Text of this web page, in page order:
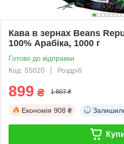
Кава в зернах Beans
100% Арабіка, 1000 г
Готово до відправки
Код: 55020
Роздріб
899 ₴ 1 807 ₴
Економія 908 ₴